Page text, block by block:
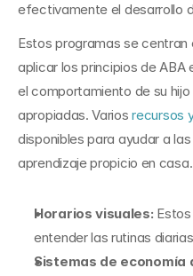
efectivamente el desarrollo
Estos programas se centran
aplicar los principios de ABA
el comportamiento de su
apropiadas. Varios recursos
disponibles para ayudar a
aprendizaje propicio en
Horarios visuales:
entender las rutinas
Sistemas de economía